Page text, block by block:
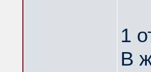
1
В